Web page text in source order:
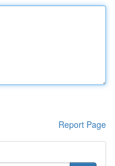
Report Page